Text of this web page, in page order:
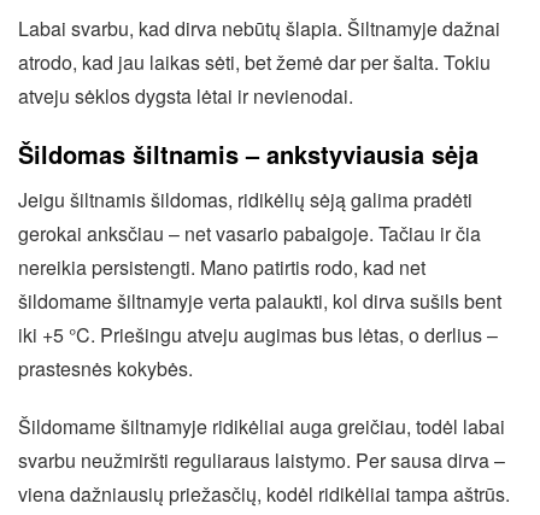
Labai svarbu, kad dirva nebūtų šlapia. Šiltnamyje dažnai
atrodo, kad jau laikas sėti, bet žemė dar per šalta. Tokiu
atveju sėklos dygsta lėtai ir nevienodai.
Šildomas šiltnamis – ankstyviausia sėja
Jeigu šiltnamis šildomas, ridikėlių sėją galima pradėti
gerokai anksčiau – net vasario pabaigoje. Tačiau ir čia
nereikia persistengti. Mano patirtis rodo, kad net
šildomame šiltnamyje verta palaukti, kol dirva sušils bent
iki +5 °C. Priešingu atveju augimas bus lėtas, o derlius –
prastesnės kokybės.
Šildomame šiltnamyje ridikėliai auga greičiau, todėl labai
svarbu neužmiršti reguliaraus laistymo. Per sausa dirva –
viena dažniausių priežasčių, kodėl ridikėliai tampa aštrūs.